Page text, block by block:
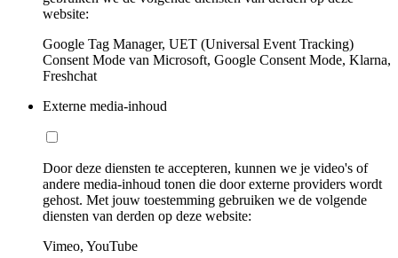
website:
Google Tag Manager, UET (Universal Event Tracking)
Consent Mode van Microsoft, Google Consent Mode, Klarna,
Freshchat
Externe media-inhoud
Door deze diensten te accepteren, kunnen we je video's of
andere media-inhoud tonen die door externe providers wordt
gehost. Met jouw toestemming gebruiken we de volgende
diensten van derden op deze website:
Vimeo, YouTube